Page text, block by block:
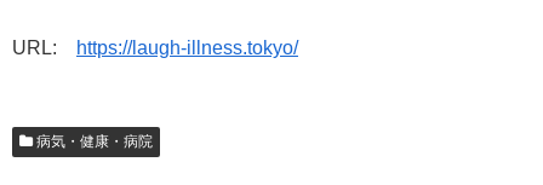
URL: https://laugh-illness.tokyo/
病気・健康・病院